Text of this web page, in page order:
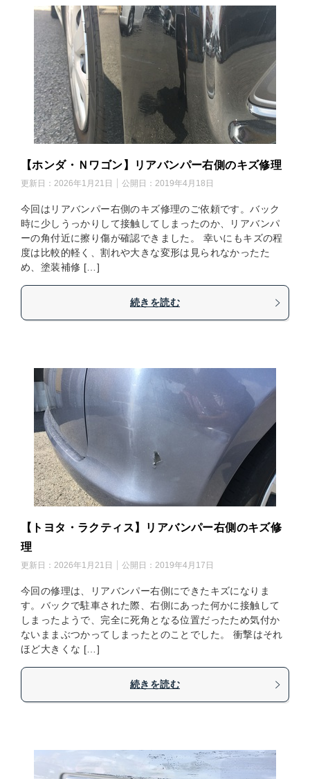
【ホンダ・Ｎワゴン】リアバンパー右側のキズ修理
更新日： 2026年1月21日 公開日： 2019年4月18日
今回はリアバンパー右側のキズ修理のご依頼です。バック
時に少しうっかりして接触してしまったのか、リアバンパ
ーの角付近に擦り傷が確認できました。 幸いにもキズの程
度は比較的軽く、割れや大きな変形は見られなかったた
め、塗装補修 […]
続きを読む
【トヨタ・ラクティス】リアバンパー右側のキズ修
理
更新日： 2026年1月21日 公開日： 2019年4月17日
今回の修理は、リアバンパー右側にできたキズになりま
す。バックで駐車された際、右側にあった何かに接触して
しまったようで、完全に死角となる位置だったため気付か
ないままぶつかってしまったとのことでした。 衝撃はそれ
ほど大きくな […]
続きを読む